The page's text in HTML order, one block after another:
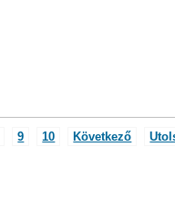
9 10 Következő